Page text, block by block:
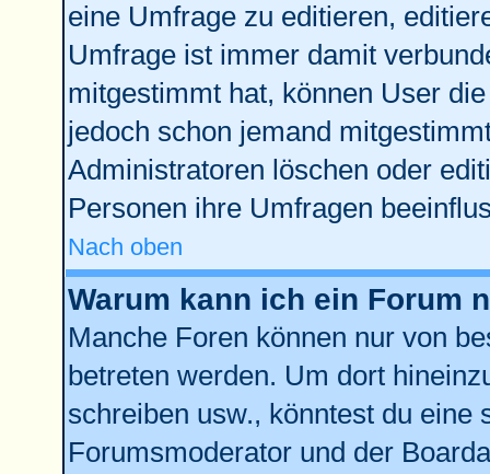
eine Umfrage zu editieren,
Umfrage ist immer damit
mitgestimmt hat, können User
jedoch schon jemand
Administratoren löschen oder
Personen ihre Umfragen
Nach oben
Warum kann ich ein Forum
Manche Foren können nur von
betreten werden. Um dort
schreiben usw., könntest du eine
Forumsmoderator und der